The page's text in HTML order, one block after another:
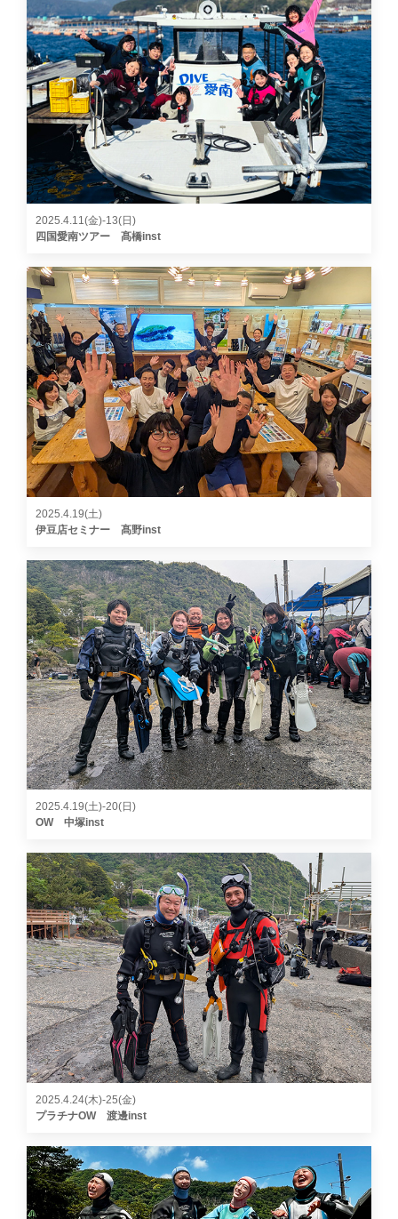
2025.4.11(金)-13(日)
四国愛南ツアー 髙橋inst
2025.4.19(土)
伊豆店セミナー 髙野inst
2025.4.19(土)-20(日)
OW 中塚inst
2025.4.24(木)-25(金)
プラチナOW 渡邊inst